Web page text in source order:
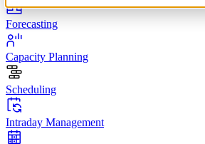
Forecasting
Capacity Planning
Scheduling
Intraday Management